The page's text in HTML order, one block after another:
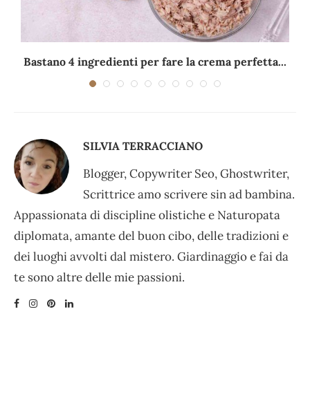
Bastano 4 ingredienti per fare la crema perfetta...
SILVIA TERRACCIANO
Blogger, Copywriter Seo, Ghostwriter,
Scrittrice amo scrivere sin ad bambina.
Appassionata di discipline olistiche e Naturopata
diplomata, amante del buon cibo, delle tradizioni e
dei luoghi avvolti dal mistero. Giardinaggio e fai da
te sono altre delle mie passioni.